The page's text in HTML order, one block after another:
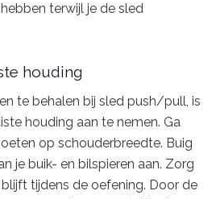
terwijl je de sled
houding
te behalen bij sled push/pull, is
houding aan te nemen. Ga
op schouderbreedte. Buig
je buik- en bilspieren aan. Zorg
tijdens de oefening. Door de